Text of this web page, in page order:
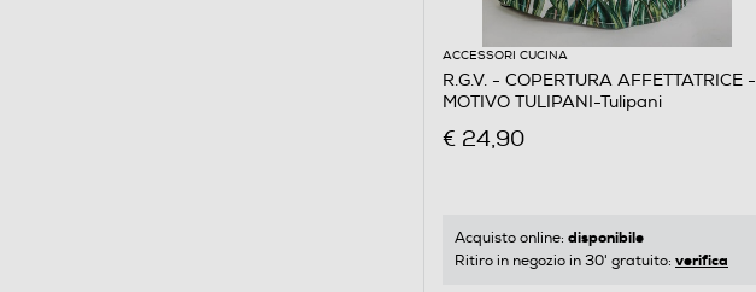
ACCESSORI CUCINA
R.G.V. - COPERTURA AFFETTATRICE -
MOTIVO TULIPANI-Tulipani
€ 24,90
Acquisto online: disponibile
Ritiro in negozio in 30' gratuito: verifica